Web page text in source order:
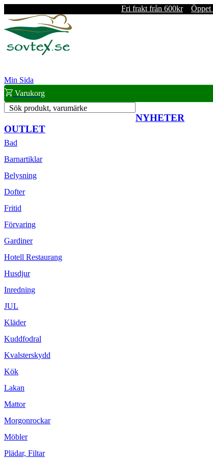
Fri frakt från 600kr Öppet
Min Sida
Varukorg
Sök produkt, varumärke
NYHETER
OUTLET
Bad
Barnartiklar
Belysning
Dofter
Fritid
Förvaring
Gardiner
Hotell Restaurang
Husdjur
Inredning
JUL
Kläder
Kuddfodral
Kvalsterskydd
Kök
Lakan
Mattor
Morgonrockar
Möbler
Plädar, Filtar